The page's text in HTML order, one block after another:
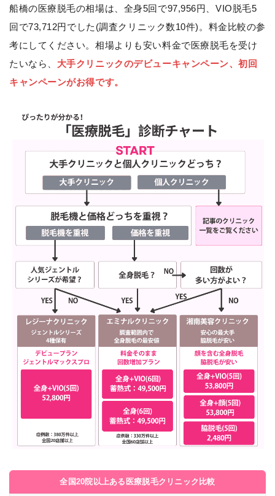
船橋の医療脱毛の相場は、全身5回で97,956円、VIO脱毛5
回で73,712円でした(調査クリニック数10件)。料金比較の参
考にしてください。相場よりも安い料金で医療脱毛を受け
たいなら、 大手クリニックのデビューキャンペーン、初回
キャンペーンがお得です。
全国20院以上ある医療脱毛クリニック比較